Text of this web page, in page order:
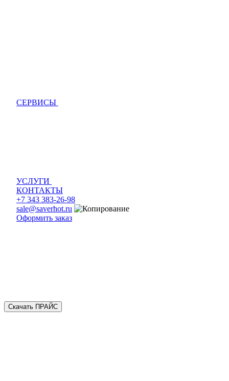
СЕРВИСЫ
УСЛУГИ
КОНТАКТЫ
+7 343 383-26-98
sale@saverhot.ru
Оформить заказ
Скачать ПРАЙС